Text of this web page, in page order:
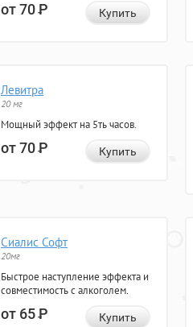
от 70Р Купить
Левитра
20 мг
Мощный эффект на 5ть часов.
от 70Р Купить
Сиалис Софт
20мг
Быстрое наступление эффекта и
совместимость с алкоголем.
от 65Р Купить